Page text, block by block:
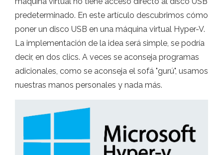
predeterminado. En este artículo descubrimos cómo
poner un disco USB en una máquina virtual Hyper-V.
La implementación de la idea será simple, se podría
decir, en dos clics. A veces se aconseja programas
adicionales, como se aconseja el sofá "gurú", usamos
nuestras manos personales y nada más.